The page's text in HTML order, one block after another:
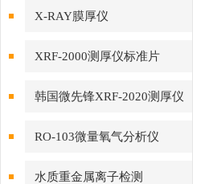
X-RAY膜厚仪
XRF-2000测厚仪标准片
韩国微先锋XRF-2020测厚仪
RO-103微量氧气分析仪
水质重金属离子检测